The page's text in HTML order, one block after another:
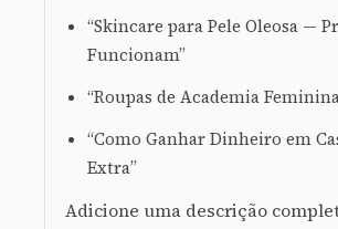
“Skincare para Pele Oleosa —
Funcionam”
“Roupas de Academia
“Como Ganhar Dinheiro em
Extra”
Adicione uma descrição